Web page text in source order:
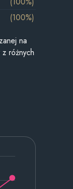
(100%)
na
różnych